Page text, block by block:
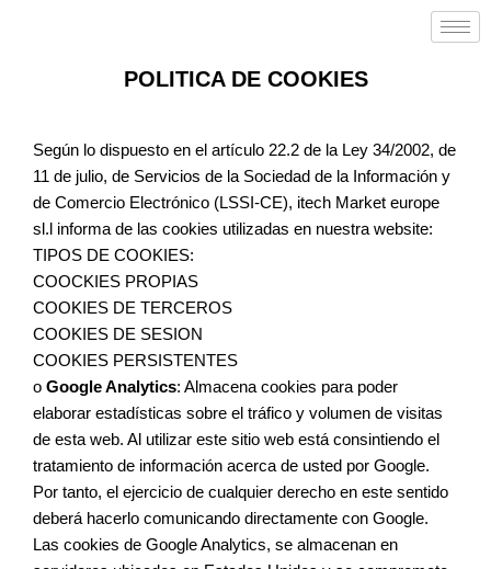
POLITICA DE COOKIES
Según lo dispuesto en el artículo 22.2 de la Ley 34/2002, de
11 de julio, de Servicios de la Sociedad de la Información y
de Comercio Electrónico (LSSI-CE), itech Market europe
sl.l informa de las cookies utilizadas en nuestra website:
TIPOS DE COOKIES:
COOCKIES PROPIAS
COOKIES DE TERCEROS
COOKIES DE SESION
COOKIES PERSISTENTES
o Google Analytics: Almacena cookies para poder
elaborar estadísticas sobre el tráfico y volumen de visitas
de esta web. Al utilizar este sitio web está consintiendo el
tratamiento de información acerca de usted por Google.
Por tanto, el ejercicio de cualquier derecho en este sentido
deberá hacerlo comunicando directamente con Google.
Las cookies de Google Analytics, se almacenan en